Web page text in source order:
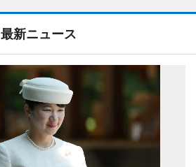
最新ニュース